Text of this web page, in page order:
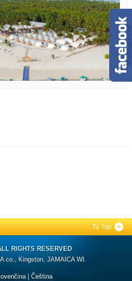
To Top
RIGHTS RESERVED
co., Kingston, JAMAICA WI.
| Čeština